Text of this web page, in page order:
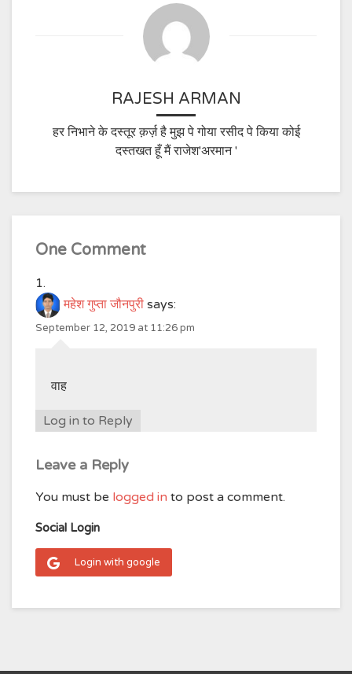
RAJESH ARMAN
हर निभाने के दस्तूर क़र्ज़ है मुझ पे गोया रसीद पे किया कोई
दस्तखत हूँ मैं राजेश'अरमान '
One Comment
महेश गुप्ता जौनपुरी says:
September 12, 2019 at 11:26 pm
वाह
Log in to Reply
Leave a Reply
You must be logged in to post a comment.
Social Login
Login with google